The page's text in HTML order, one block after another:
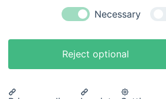
Büchergilde online
Stellenangebote
Necessary
Reject optional